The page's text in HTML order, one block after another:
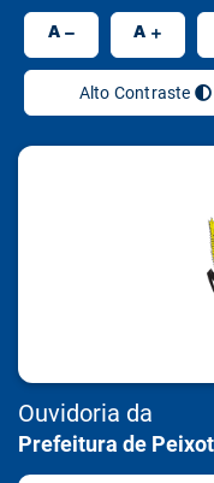
A A
Alto Contraste
Ouvidoria da
Prefeitura de